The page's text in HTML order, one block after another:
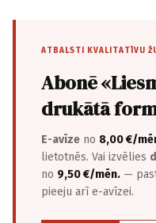
ATBALSTI KVALITATĪVU
Abonē
drukātā
E-avīze no 8,00 €/
lietotnēs. Vai izvēlies
no 9,50 €/mēn. —
pieeju arī e-avīzei.